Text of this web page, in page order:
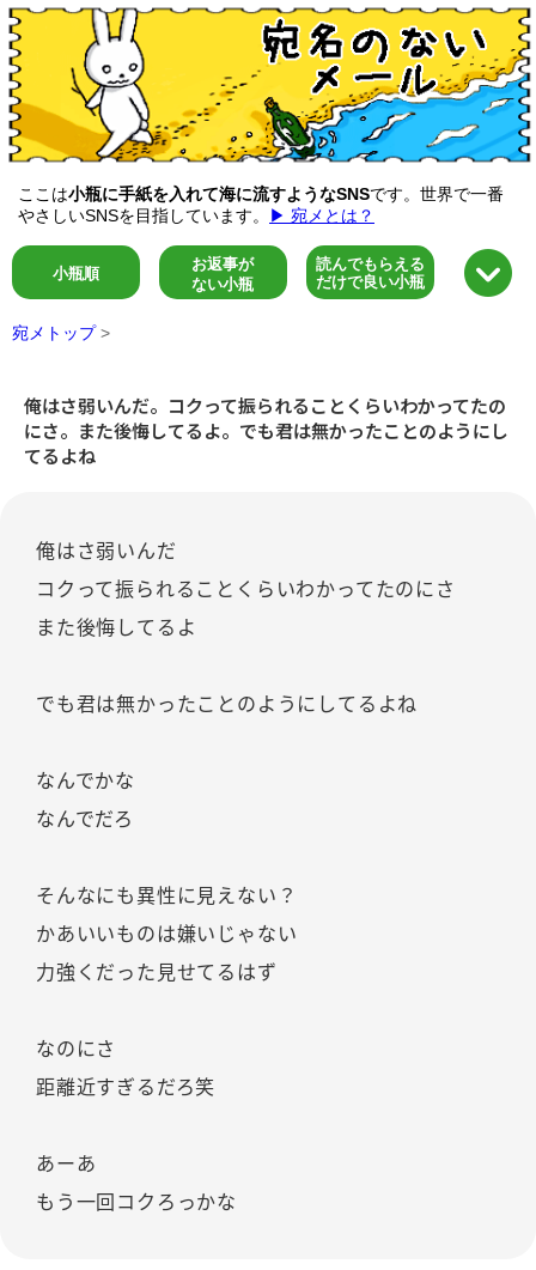
ここは小瓶に手紙を入れて海に流すようなSNSです。世界で一番
やさしいSNSを目指しています。
▶ 宛メとは？
小瓶順
お返事が
ない小瓶
読んでもらえる
だけで良い小瓶
宛メトップ >
俺はさ弱いんだ。コクって振られることくらいわかってたの
にさ。また後悔してるよ。でも君は無かったことのようにし
てるよね
俺はさ弱いんだ
コクって振られることくらいわかってたのにさ
また後悔してるよ
でも君は無かったことのようにしてるよね
なんでかな
なんでだろ
そんなにも異性に見えない？
かあいいものは嫌いじゃない
力強くだった見せてるはず
なのにさ
距離近すぎるだろ笑
あーあ
もう一回コクろっかな